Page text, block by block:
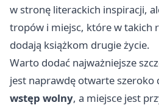
w stronę literackich inspiracji,
tropów i miejsc, które w takich
dodają książkom drugie życie.
Warto dodać najważniejsze
jest naprawdę otwarte szeroko
wstęp wolny, a miejsce jest